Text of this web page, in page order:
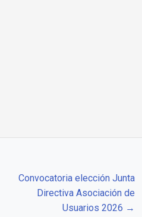
Convocatoria elección Junta
Directiva Asociación de
Usuarios 2026 →